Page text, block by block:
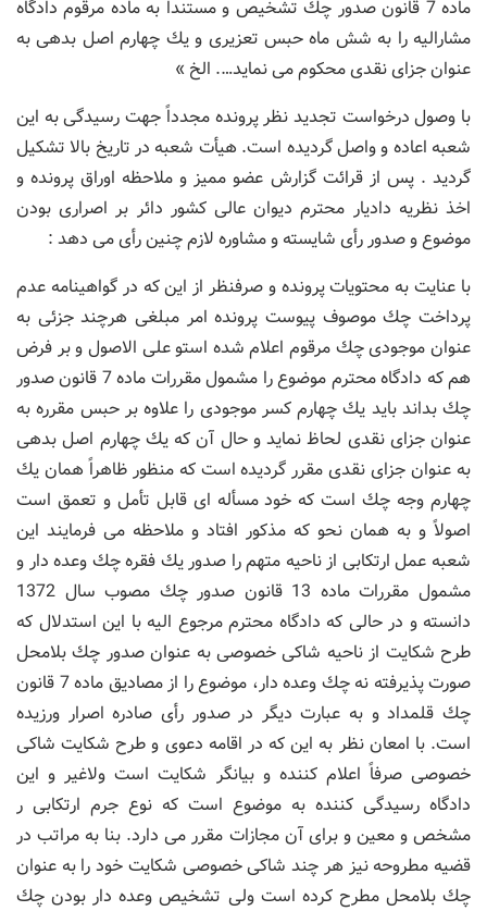
ماده 7 قانون صدور چك تشخیص و مستنداً به ماده مرقوم دادگاه
مشارالیه را به شش ماه حبس تعزیری و یك چهارم اصل بدهی به
عنوان جزای نقدی محكوم می نماید…. الخ »
با وصول درخواست تجدید نظر پرونده مجدداً جهت رسیدگی به این
شعبه اعاده و واصل گردیده است. هیأت شعبه در تاریخ بالا تشكیل
گردید . پس از قرائت گزارش عضو ممیز و ملاحظه اوراق پرونده و
اخذ نظریه دادیار محترم دیوان عالی كشور دائر بر اصراری بودن
موضوع و صدور رأی شایسته و مشاوره لازم چنین رأی می دهد :
با عنایت به محتویات پرونده و صرفنظر از این كه در گواهینامه عدم
پرداخت چك موصوف پیوست پرونده امر مبلغی هرچند جزئی به
عنوان موجودی چك مرقوم اعلام شده استو علی الاصول و بر فرض
هم كه دادگاه محترم موضوع را مشمول مقررات ماده 7 قانون صدور
چك بداند باید یك چهارم كسر موجودی را علاوه بر حبس مقرره به
عنوان جزای نقدی لحاظ نماید و حال آن كه یك چهارم اصل بدهی
به عنوان جزای نقدی مقرر گردیده است كه منظور ظاهراً همان یك
چهارم وجه چك است كه خود مسأله ای قابل تأمل و تعمق است
اصولاً و به همان نحو كه مذكور افتاد و ملاحظه می فرمایند این
شعبه عمل ارتكابی از ناحیه متهم را صدور یك فقره چك وعده دار و
مشمول مقررات ماده 13 قانون صدور چك مصوب سال 1372
دانسته و در حالی كه دادگاه محترم مرجوع الیه با این استدلال كه
طرح شكایت از ناحیه شاكی خصوصی به عنوان صدور چك بلامحل
صورت پذیرفته نه چك وعده دار، موضوع را از مصادیق ماده 7 قانون
چك قلمداد و به عبارت دیگر در صدور رأی صادره اصرار ورزیده
است. با امعان نظر به این كه در اقامه دعوی و طرح شكایت شاكی
خصوصی صرفاً اعلام كننده و بیانگر شكایت است ولاغیر و این
دادگاه رسیدگی كننده به موضوع است كه نوع جرم ارتكابی ر
مشخص و معین و برای آن مجازات مقرر می دارد. بنا به مراتب در
قضیه مطروحه نیز هر چند شاكی خصوصی شكایت خود را به عنوان
چك بلامحل مطرح كرده است ولی تشخیص وعده دار بودن چك